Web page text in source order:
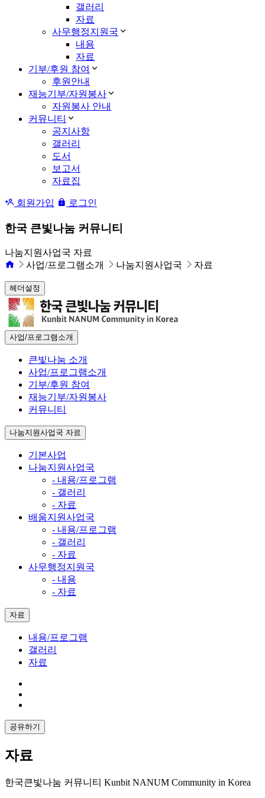
갤러리
자료
사무행정지원국
내용
자료
기부/후원 참여
후원안내
재능기부/자원봉사
자원봉사 안내
커뮤니티
공지사항
갤러리
도서
보고서
자료집
회원가입 로그인
한국 큰빛나눔 커뮤니티
나눔지원사업국 자료
사업/프로그램소개
나눔지원사업국 자료
헤더설정
사업/프로그램소개
큰빛나눔 소개
사업/프로그램소개
기부/후원 참여
재능기부/자원봉사
커뮤니티
나눔지원사업국 자료
기본사업
나눔지원사업국
- 내용/프로그램
- 갤러리
- 자료
배움지원사업국
- 내용/프로그램
- 갤러리
- 자료
사무행정지원국
- 내용
- 자료
자료
내용/프로그램
갤러리
자료
공유하기
자료
한국큰빛나눔 커뮤니티 Kunbit NANUM Community in Korea